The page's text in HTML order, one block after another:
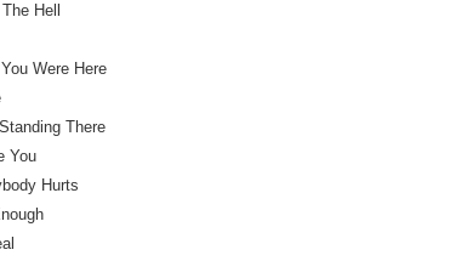
Hell
Were Here
There
You
Hurts